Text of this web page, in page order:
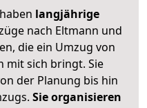
langjährige
nach Eltmann und
die ein Umzug von
mit sich bringt. Sie
der Planung bis hin
Sie organisieren